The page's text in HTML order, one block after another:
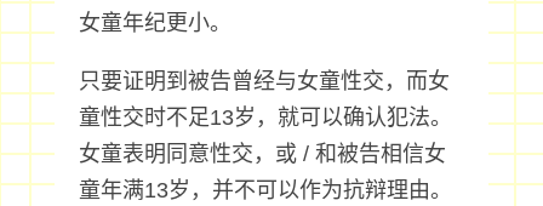
女童年纪更小。
只要证明到被告曾经与女童性交，而女
童性交时不足13岁，就可以确认犯法。
女童表明同意性交，或 / 和被告相信女
童年满13岁，并不可以作为抗辩理由。